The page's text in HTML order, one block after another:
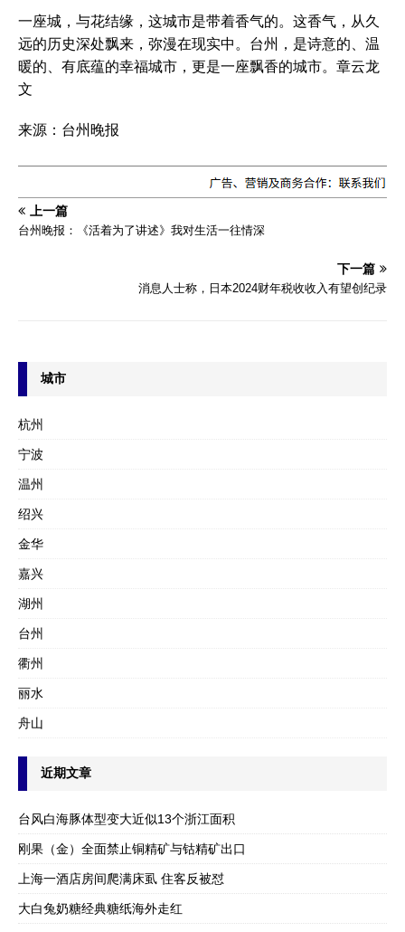
一座城，与花结缘，这城市是带着香气的。这香气，从久
远的历史深处飘来，弥漫在现实中。台州，是诗意的、温
暖的、有底蕴的幸福城市，更是一座飘香的城市。章云龙
文
来源：台州晚报
上一篇
台州晚报：《活着为了讲述》我对生活一往情深
下一篇
消息人士称，日本2024财年税收收入有望创纪录
城市
杭州
宁波
温州
绍兴
金华
嘉兴
湖州
台州
衢州
丽水
舟山
近期文章
台风白海豚体型变大近似13个浙江面积
刚果（金）全面禁止铜精矿与钴精矿出口
上海一酒店房间爬满床虱 住客反被怼
大白兔奶糖经典糖纸海外走红